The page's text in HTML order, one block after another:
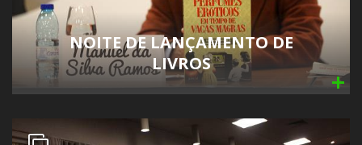
NOITE DE LANÇAMENTO DE
LIVROS